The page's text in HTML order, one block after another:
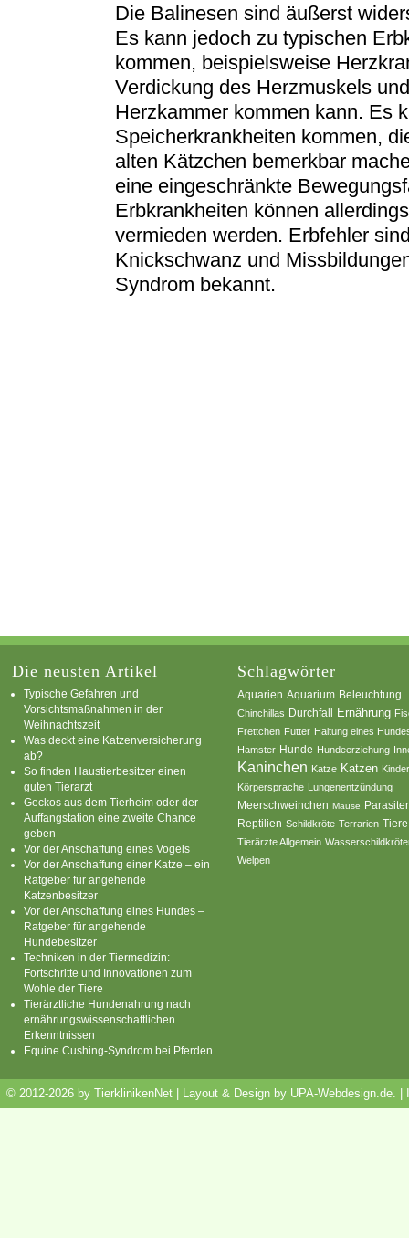
Die Balinesen sind äußerst
Es kann jedoch zu typischen
kommen, beispielsweise
Verdickung des Herzmuskels
Herzkammer kommen kann. Es
Speicherkrankheiten kommen,
alten Kätzchen bemerkbar
eine eingeschränkte
Erbkrankheiten können
vermieden werden. Erbfehler
Knickschwanz und
Syndrom bekannt.
Die neusten Artikel
Typische Gefahren und
Vorsichtsmaßnahmen in der
Weihnachtszeit
Was deckt eine Katzenversicherung
ab?
So finden Haustierbesitzer einen
guten Tierarzt
Geckos aus dem Tierheim oder der
Auffangstation eine zweite Chance
geben
Vor der Anschaffung eines Vogels
Vor der Anschaffung einer Katze – ein
Ratgeber für angehende
Katzenbesitzer
Vor der Anschaffung eines Hundes –
Ratgeber für angehende
Hundebesitzer
Techniken in der Tiermedizin:
Fortschritte und Innovationen zum
Wohle der Tiere
Tierärztliche Hundenahrung nach
ernährungswissenschaftlichen
Erkenntnissen
Equine Cushing-Syndrom bei Pferden
Schlagwörter
Aquarien Aquarium Beleuchtung
Chinchillas Durchfall Ernährung
Frettchen Futter Haltung eines
Hamster Hunde Hundeerziehung
Kaninchen Katze Katzen
Körpersprache Lungenentzündung
Meerschweinchen Mäuse
Reptilien Schildkröte Terrarien Tiere
Tierärzte Allgemein
Welpen
© 2012-2026 by TierklinikenNet | Layout & Design by UPA-Webdesign.de.